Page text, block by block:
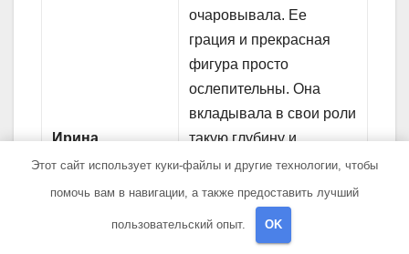
Ирина
Владимировна,
зритель:
очаровывала. Ее
грация и прекрасная
фигура просто
ослепительны. Она
вкладывала в свои роли
такую глубину и
чувственность, что
зрителя буквально
завораживала. Ее
исполнение всегда
Этот сайт использует куки-файлы и другие технологии, чтобы
помочь вам в навигации, а также предоставить лучший
пользовательский опыт. OK